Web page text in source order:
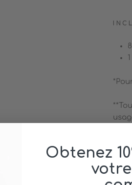
Obtenez